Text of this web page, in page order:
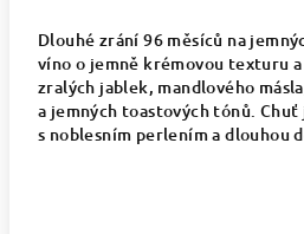
Dlouhé zrání 96 měsíců na
víno o jemně krémovou texturu
zralých jablek, mandlového
a jemných toastových tónů.
s noblesním perlením a dlouhou